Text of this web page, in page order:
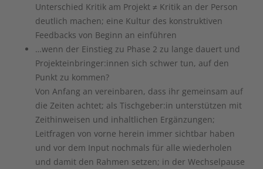
Unterschied Kritik am Projekt ≠ Kritik an der Person
deutlich machen; eine Kultur des konstruktiven
Feedbacks von Beginn an einführen
…wenn der Einstieg zu Phase 2 zu lange dauert und
Projekteinbringer:innen sich schwer tun, auf den
Punkt zu kommen?
Von Anfang an vereinbaren, dass ihr gemeinsam auf
die Zeiten achtet; als Tischgeber:in unterstützen mit
Zeithinweisen und inhaltlichen Ergänzungen;
Leitfragen von vorne herein immer sichtbar haben
und vor dem Input nochmals für alle wiederholen
und damit den Rahmen setzen; in der Wechselpause